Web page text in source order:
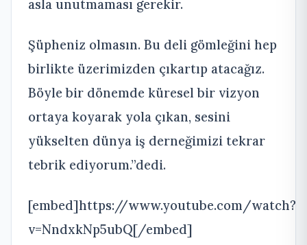
asla unutmaması gerekir.
Şüpheniz olmasın. Bu deli gömleğini hep
birlikte üzerimizden çıkartıp atacağız.
Böyle bir dönemde küresel bir vizyon
ortaya koyarak yola çıkan, sesini
yükselten dünya iş derneğimizi tekrar
tebrik ediyorum.”dedi.
[embed]https://www.youtube.com/watch?
v=NndxkNp5ubQ[/embed]